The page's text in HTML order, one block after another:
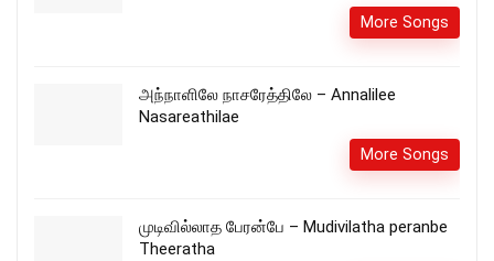
More Songs
அந்நாளிலே நாசரேத்திலே – Annalilee
Nasareathilae
More Songs
முடிவில்லாத பேரன்பே – Mudivilatha peranbe
Theeratha